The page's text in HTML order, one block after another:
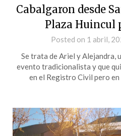
Cabalgaron desde
Plaza Huincul
Posted on 1 abril,
Se trata de Ariel y Alejandra,
evento tradicionalista y que
en el Registro Civil pero